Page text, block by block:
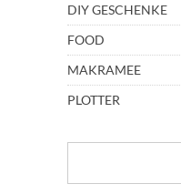
DIY GESCHENKE
FOOD
MAKRAMEE
PLOTTER